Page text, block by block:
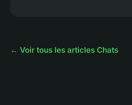
← Voir tous les articles Chats